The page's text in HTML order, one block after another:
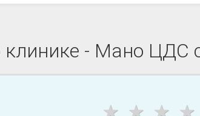
- Мано ЦДС